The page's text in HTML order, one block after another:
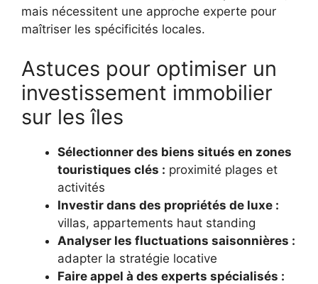
mais nécessitent une approche experte pour
maîtriser les spécificités locales.
Astuces pour optimiser un
investissement immobilier
sur les îles
Sélectionner des biens situés en zones
touristiques clés : proximité plages et
activités
Investir dans des propriétés de luxe :
villas, appartements haut standing
Analyser les fluctuations saisonnières :
adapter la stratégie locative
Faire appel à des experts spécialisés :